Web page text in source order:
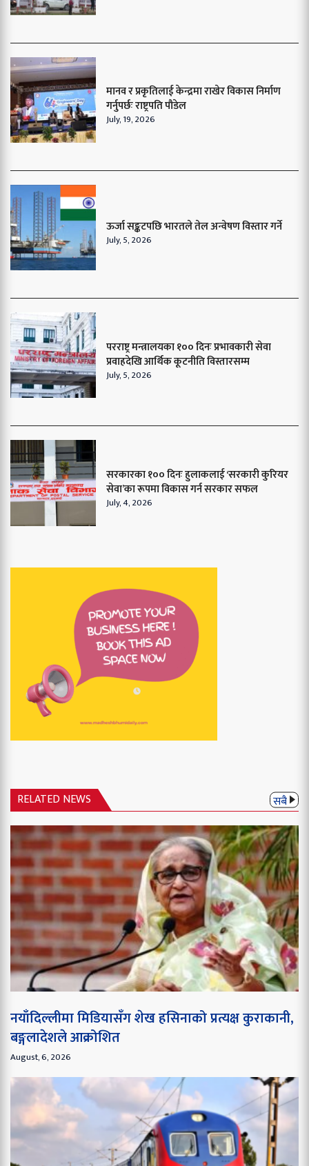
मानव र प्रकृतिलाई केन्द्रमा राखेर विकास निर्माण
गर्नुपर्छः राष्ट्रपति पौडेल
July, 19, 2026
ऊर्जा सङ्कटपछि भारतले तेल अन्वेषण विस्तार गर्ने
July, 5, 2026
परराष्ट्र मन्त्रालयका १०० दिनः प्रभावकारी सेवा
प्रवाहदेखि आर्थिक कूटनीति विस्तारसम्म
July, 5, 2026
सरकारका १०० दिनः हुलाकलाई ‘सरकारी कुरियर
सेवा’का रूपमा विकास गर्न सरकार सफल
July, 4, 2026
RELATED NEWS सबै
नयाँदिल्लीमा मिडियासँग शेख हसिनाको प्रत्यक्ष कुराकानी,
बङ्गलादेशले आक्रोशित
August, 6, 2026